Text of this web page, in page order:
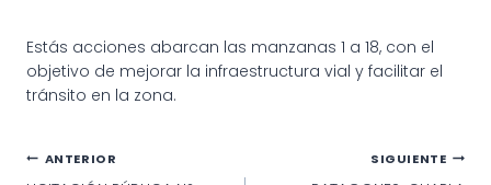
Estás acciones abarcan las manzanas 1 a 18, con el
objetivo de mejorar la infraestructura vial y facilitar el
tránsito en la zona.
Navegación
ANTERIOR SIGUIENTE